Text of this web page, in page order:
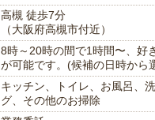
高槻 徒歩7分
（大阪府高槻市付近）
8時～20時の間で1時間〜、好
が可能です。(候補の日時から
キッチン、トイレ、お風呂、
グ、その他のお掃除